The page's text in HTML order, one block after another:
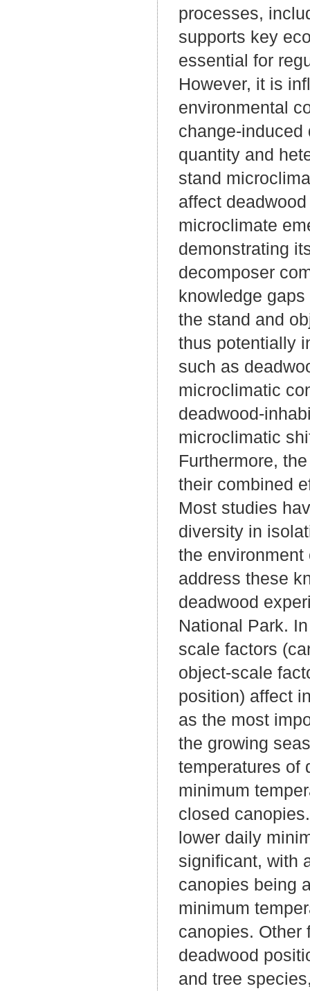
processes,
supports key
essential for
However, it is
environmental
change-induced
quantity and
stand
affect
microclimate
demonstrating
decomposer
knowledge
the stand and
thus potentially
such as
microclimatic
deadwood-
microclimatic
Furthermore,
their combined
Most studies
diversity in
the
address these
deadwood
National Park.
scale factors
object-scale
position) affect
as the most
the growing
temperatures of
minimum
closed
lower daily
significant, with
canopies being
minimum
canopies. Other
deadwood
and tree